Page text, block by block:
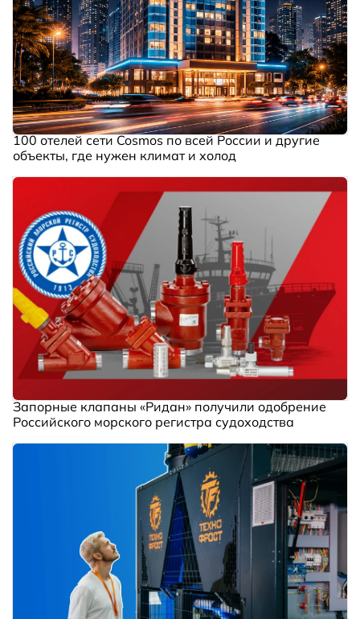
100 отелей сети Cosmos по всей России и другие
объекты, где нужен климат и холод
Запорные клапаны «Ридан» получили одобрение
Российского морского регистра судоходства